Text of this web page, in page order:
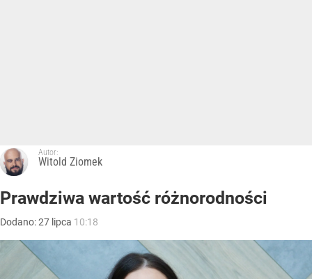
Autor:
Witold Ziomek
Prawdziwa wartość różnorodności
Dodano:27 lipca 10:18